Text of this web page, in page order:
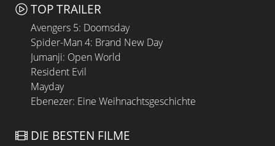
TOP TRAILER
Avengers 5: Doomsday
Spider-Man 4: Brand New Day
Jumanji: Open World
Resident Evil
Mayday
Ebenezer: Eine Weihnachtsgeschichte
DIE BESTEN FILME